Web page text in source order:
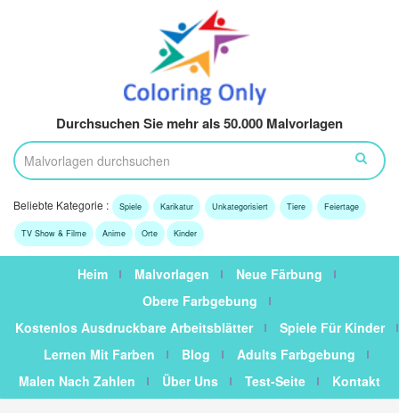
Durchsuchen Sie mehr als 50.000 Malvorlagen
Beliebte Kategorie : Spiele Karikatur Unkategorisiert Tiere Feiertage
TV Show & Filme Anime Orte Kinder
Heim Malvorlagen
Neue Färbung
Obere Farbgebung
Kostenlos Ausdruckbare Arbeitsblätter
Spiele Für Kinder
Lernen Mit Farben
Blog
Adults Farbgebung
Malen Nach Zahlen
Über Uns Test-Seite Kontakt